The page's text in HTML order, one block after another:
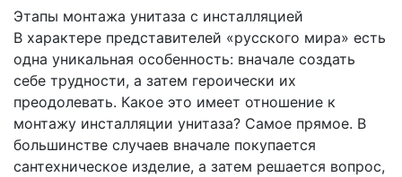
Этапы монтажа унитаза с инсталляцией
В характере представителей «русского мира» есть
одна уникальная особенность: вначале создать
себе трудности, а затем героически их
преодолевать. Какое это имеет отношение к
монтажу инсталляции унитаза? Самое прямое. В
большинстве случаев вначале покупается
сантехническое изделие, а затем решается вопрос,